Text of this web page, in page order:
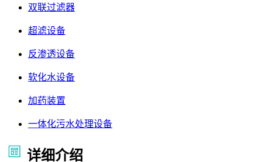
双联过滤器
超滤设备
反渗透设备
软化水设备
加药装置
一体化污水处理设备
详细介绍